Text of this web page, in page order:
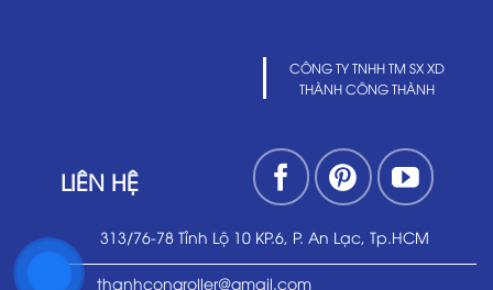
CÔNG TY TNHH TM SX XD
THÀNH CÔNG THÀNH
LIÊN HỆ
313/76-78 Tỉnh Lộ 10 KP.6, P. An Lạc, Tp.HCM
thanhcongroller@gmail.com